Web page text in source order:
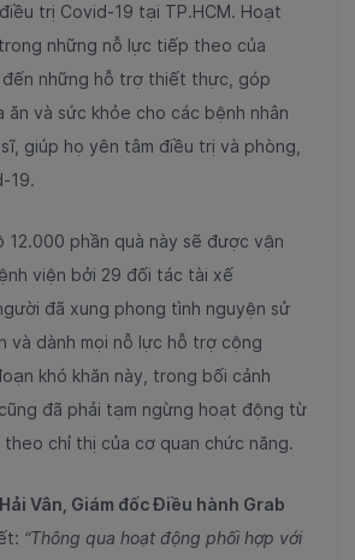
trị Covid-19 tại TP.HCM. Hoạt
những nỗ lực tiếp theo của
đến những hỗ trợ thiết thực, góp
ăn và sức khỏe cho các bệnh nhân
giúp họ yên tâm điều trị và phòng,
19.
phần quà này sẽ được vận
viện bởi 29 đối tác tài xế
đã xung phong tình nguyện sử
và dành mọi nỗ lực hỗ trợ cộng
khó khăn này, trong bối cảnh
đã phải tạm ngừng hoạt động từ
chỉ thị của cơ quan chức năng.
Vân, Giám đốc Điều hành Grab
“Thông qua hoạt động phối hợp với